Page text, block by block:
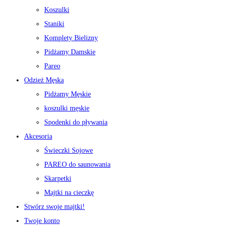
Koszulki
Staniki
Komplety Bielizny
Pidżamy Damskie
Pareo
Odzież Męska
Pidżamy Męskie
koszulki męskie
Spodenki do pływania
Akcesoria
Świeczki Sojowe
PAREO do saunowania
Skarpetki
Majtki na cieczkę
Stwórz swoje majtki!
Twoje konto